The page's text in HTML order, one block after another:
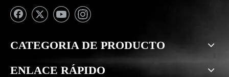
CATEGORIA DE PRODUCTO
ENLACE RÁPIDO